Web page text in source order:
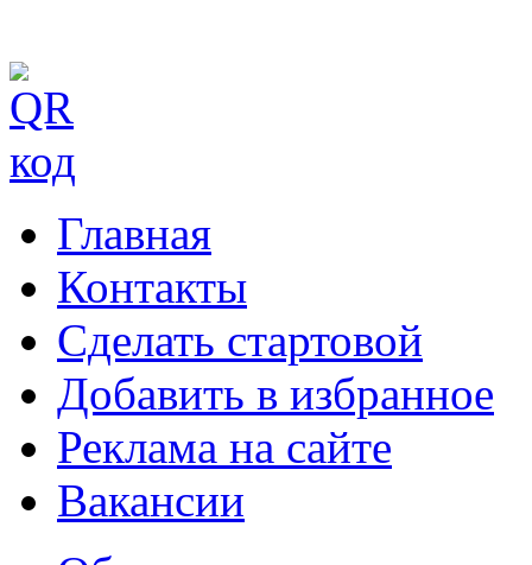
Главная
Контакты
Сделать стартовой
Добавить в избранное
Реклама на сайте
Вакансии